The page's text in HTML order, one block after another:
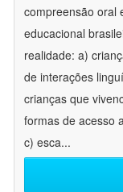
compreensão oral
educacional
realidade: a)
de interações
crianças que
formas de acesso
c) esca...